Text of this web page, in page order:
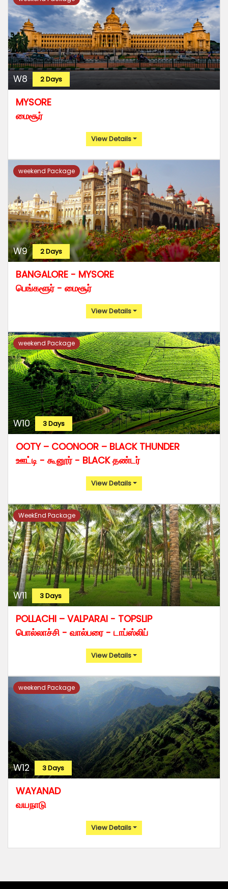
W8 2 Days
MYSORE
மைசூர்
View Details
weekend Package
W9 2 Days
BANGALORE - MYSORE
பெங்களூர் - மைசூர்
View Details
weekend Package
W10 3 Days
OOTY – COONOOR – BLACK THUNDER
ஊட்டி - கூனூர் - BLACK தண்டர்
View Details
WeekEnd Package
W11 3 Days
POLLACHI – VALPARAI - TOPSLIP
பொல்லாச்சி - வால்பரை - டாப்ஸ்லிப்
View Details
weekend Package
W12 3 Days
WAYANAD
வயநாடு
View Details